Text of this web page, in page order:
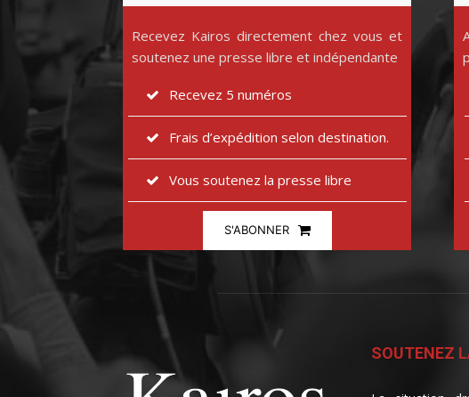
Recevez Kairos directement chez vous et
soutenez une presse libre et indépendante
Recevez 5 numéros
Frais d’expédition selon destination.
Vous soutenez la presse libre
S'ABONNER
SOUTENEZ